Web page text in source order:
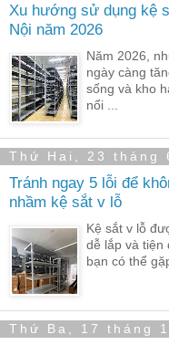
Xu hướng sử dụng kệ
Nội năm 2026
Năm 2026,
ngày càng
sống và kho
nổi ...
Thứ Hai, 23 tháng
Tránh ngay 5 lỗi để
nhầm kệ sắt v lỗ
Kệ sắt v lỗ
dễ lắp và tiện
bạn có thể
Thứ Ba, 17 tháng